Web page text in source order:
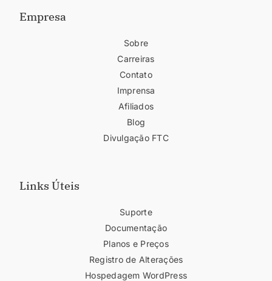
Empresa
Sobre
Carreiras
Contato
Imprensa
Afiliados
Blog
Divulgação FTC
Links Úteis
Suporte
Documentação
Planos e Preços
Registro de Alterações
Hospedagem WordPress